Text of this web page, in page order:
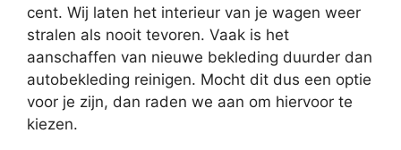
cent. Wij laten het interieur van je wagen weer
stralen als nooit tevoren. Vaak is het
aanschaffen van nieuwe bekleding duurder dan
autobekleding reinigen. Mocht dit dus een optie
voor je zijn, dan raden we aan om hiervoor te
kiezen.